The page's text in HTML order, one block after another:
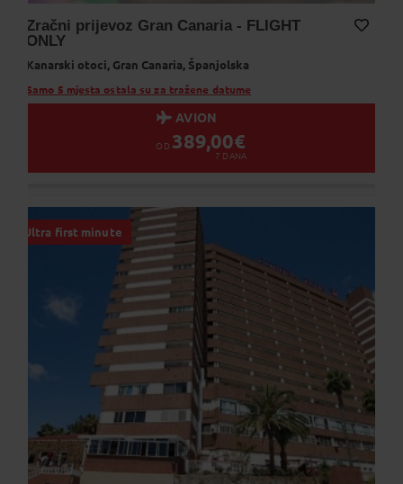
Zračni prijevoz Gran Canaria - FLIGHT
ONLY
Kanarski otoci, Gran Canaria, Španjolska
Samo 5 mjesta ostala su za tražene datume
AVION
OD 389,00€
7 DANA
Ultra first minute